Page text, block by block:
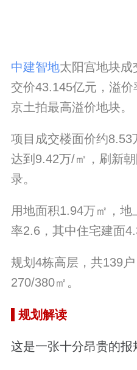
中建智地太阳宫地块成
交价43.145亿元， 溢价
京土拍最高溢价地块。
项目成交楼面价约
达到9.42万/㎡，刷新
录。
用地面积1.94万㎡，
率2.6，其中住宅建面
规划4栋高层，共139
270/380㎡。
规划解读
这是一张十分昂贵的报